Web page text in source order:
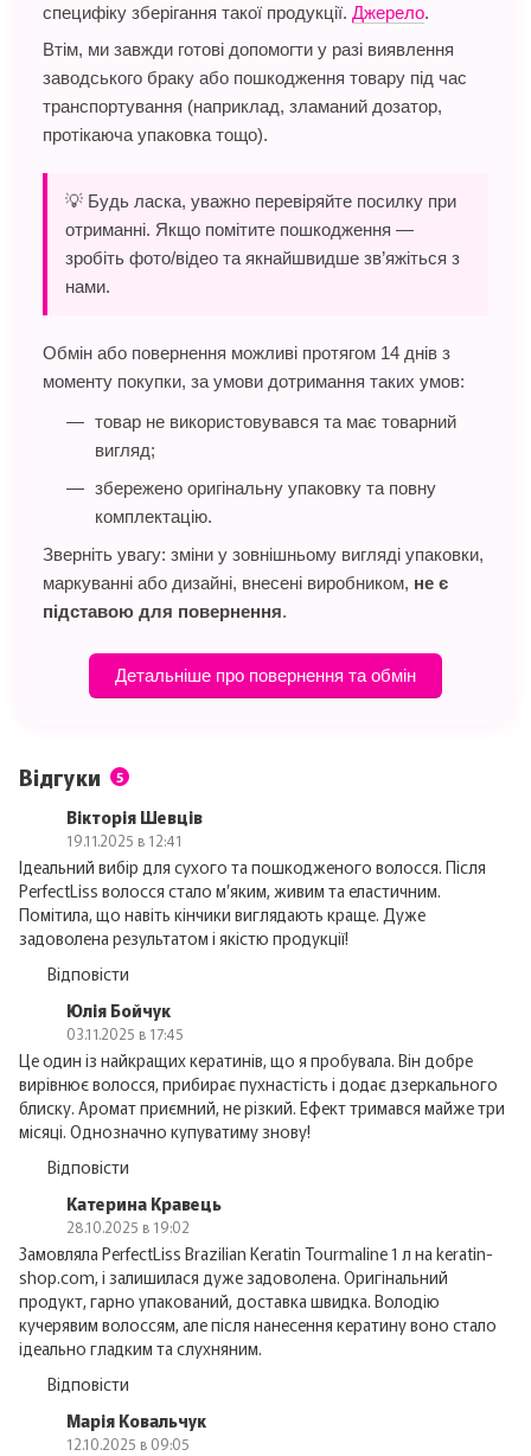
специфіку зберігання такої продукції. Джерело.
Втім, ми завжди готові допомогти у разі виявлення
заводського браку або пошкодження товару під час
транспортування (наприклад, зламаний дозатор,
протікаюча упаковка тощо).
💡 Будь ласка, уважно перевіряйте посилку при
отриманні. Якщо помітите пошкодження —
зробіть фото/відео та якнайшвидше зв’яжіться з
нами.
Обмін або повернення можливі протягом 14 днів з
моменту покупки, за умови дотримання таких умов:
товар не використовувався та має товарний
вигляд;
збережено оригінальну упаковку та повну
комплектацію.
Зверніть увагу: зміни у зовнішньому вигляді упаковки,
маркуванні або дизайні, внесені виробником, не є
підставою для повернення.
Детальніше про повернення та обмін
Відгуки 5
Вікторія Шевців
19.11.2025 в 12:41
Ідеальний вибір для сухого та пошкодженого волосся. Після
PerfectLiss волосся стало м’яким, живим та еластичним.
Помітила, що навіть кінчики виглядають краще. Дуже
задоволена результатом і якістю продукції!
Відповісти
Юлія Бойчук
03.11.2025 в 17:45
Це один із найкращих кератинів, що я пробувала. Він добре
вирівнює волосся, прибирає пухнастість і додає дзеркального
блиску. Аромат приємний, не різкий. Ефект тримався майже три
місяці. Однозначно купуватиму знову!
Відповісти
Катерина Кравець
28.10.2025 в 19:02
Замовляла PerfectLiss Brazilian Keratin Tourmaline 1 л на keratin-
shop.com, і залишилася дуже задоволена. Оригінальний
продукт, гарно упакований, доставка швидка. Володію
кучерявим волоссям, але після нанесення кератину воно стало
ідеально гладким та слухняним.
Відповісти
Марія Ковальчук
12.10.2025 в 09:05